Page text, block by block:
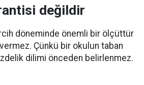
değildir
döneminde önemli bir ölçüttür
Çünkü bir okulun taban
dilimi önceden belirlenmez.